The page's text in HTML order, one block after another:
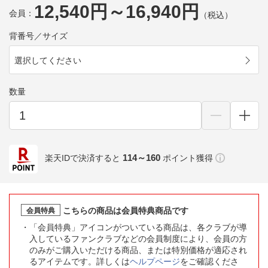
会員： 12,540円～16,940円 （税込）
背番号／サイズ
選択してください
数量
楽天IDで決済すると 114～160 ポイント獲得
会員特典
こちらの商品は会員特典商品です
「会員特典」アイコンがついている商品は、各クラブが導
入しているファンクラブなどの会員制度により、会員の方
のみがご購入いただける商品、または特別価格が適応され
るアイテムです。詳しくはヘルプページをご確認くださ